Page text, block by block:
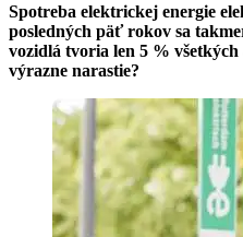
Spotreba elektrickej energie
posledných päť rokov sa
vozidlá tvoria len 5 %
výrazne narastie?